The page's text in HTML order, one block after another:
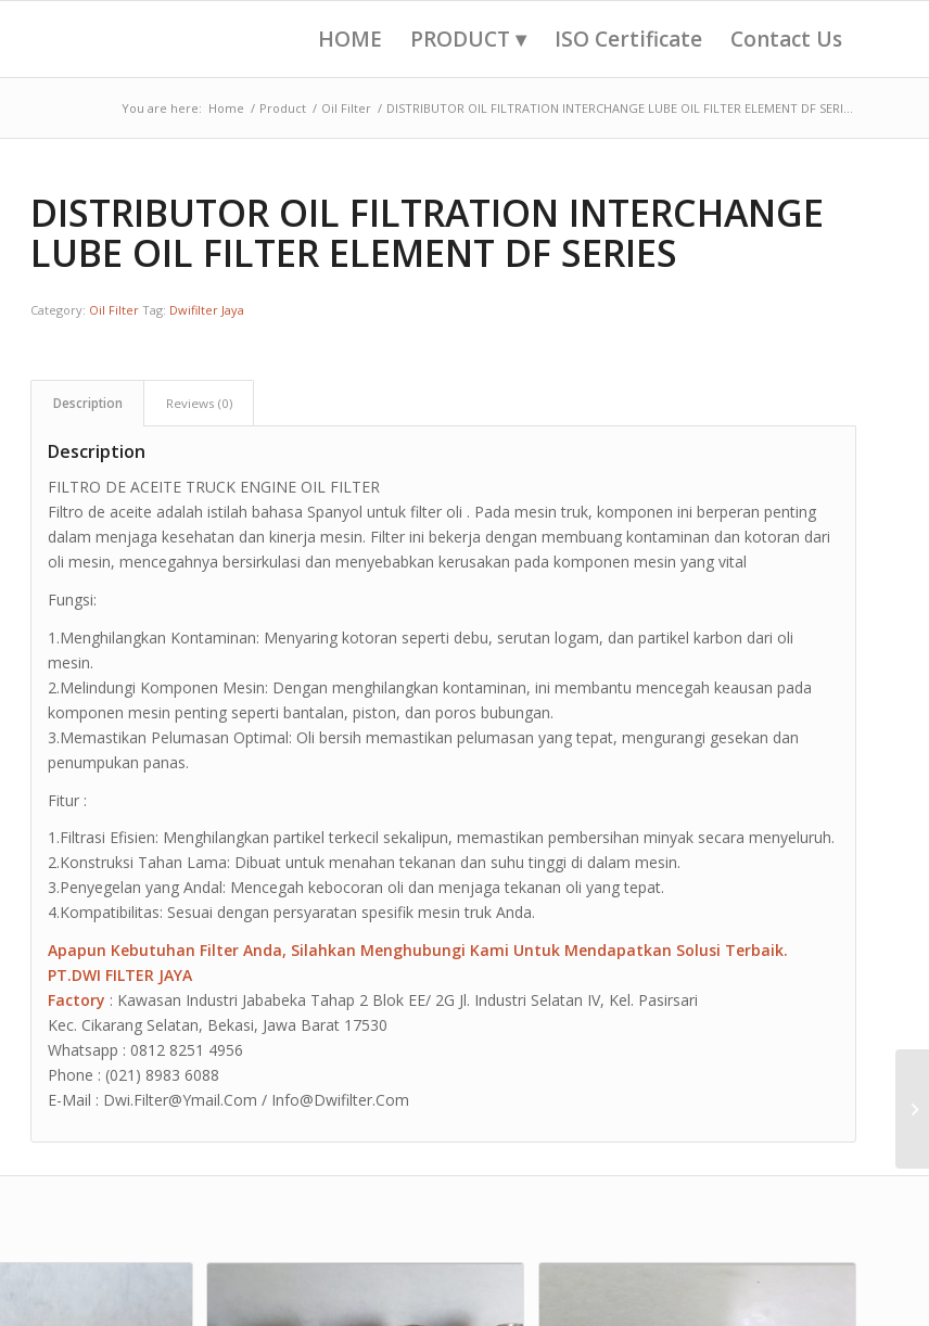
HOME PRODUCT ▾ ISO Certificate Contact Us
You are here: Home / Product / Oil Filter / DISTRIBUTOR OIL FILTRATION INTERCHANGE LUBE OIL FILTER ELEMENT DF SERI...
DISTRIBUTOR OIL FILTRATION INTERCHANGE
LUBE OIL FILTER ELEMENT DF SERIES
Category: Oil Filter Tag: Dwifilter Jaya
Description Reviews (0)
Description
FILTRO DE ACEITE TRUCK ENGINE OIL FILTER
Filtro de aceite adalah istilah bahasa Spanyol untuk filter oli . Pada mesin truk, komponen ini berperan penting
dalam menjaga kesehatan dan kinerja mesin. Filter ini bekerja dengan membuang kontaminan dan kotoran dari
oli mesin, mencegahnya bersirkulasi dan menyebabkan kerusakan pada komponen mesin yang vital
Fungsi:
1.Menghilangkan Kontaminan: Menyaring kotoran seperti debu, serutan logam, dan partikel karbon dari oli
mesin.
2.Melindungi Komponen Mesin: Dengan menghilangkan kontaminan, ini membantu mencegah keausan pada
komponen mesin penting seperti bantalan, piston, dan poros bubungan.
3.Memastikan Pelumasan Optimal: Oli bersih memastikan pelumasan yang tepat, mengurangi gesekan dan
penumpukan panas.
Fitur :
1.Filtrasi Efisien: Menghilangkan partikel terkecil sekalipun, memastikan pembersihan minyak secara menyeluruh.
2.Konstruksi Tahan Lama: Dibuat untuk menahan tekanan dan suhu tinggi di dalam mesin.
3.Penyegelan yang Andal: Mencegah kebocoran oli dan menjaga tekanan oli yang tepat.
4.Kompatibilitas: Sesuai dengan persyaratan spesifik mesin truk Anda.
Apapun Kebutuhan Filter Anda, Silahkan Menghubungi Kami Untuk Mendapatkan Solusi Terbaik.
PT.DWI FILTER JAYA
Factory : Kawasan Industri Jababeka Tahap 2 Blok EE/ 2G Jl. Industri Selatan IV, Kel. Pasirsari
Kec. Cikarang Selatan, Bekasi, Jawa Barat 17530
Whatsapp : 0812 8251 4956
Phone : (021) 8983 6088
E-Mail : Dwi.Filter@Ymail.Com / Info@Dwifilter.Com